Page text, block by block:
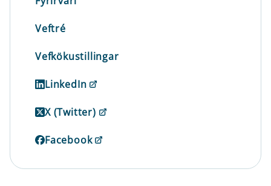
Veftré
Vefkökustillingar
LinkedIn
X (Twitter)
Facebook